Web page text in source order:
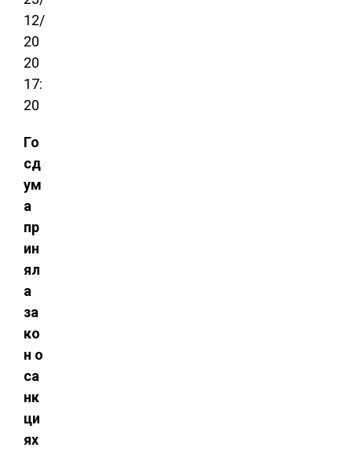
12/
20
20
17:
20
Го
сд
ум
а
пр
ин
ял
а
за
ко
н о
са
нк
ци
ях